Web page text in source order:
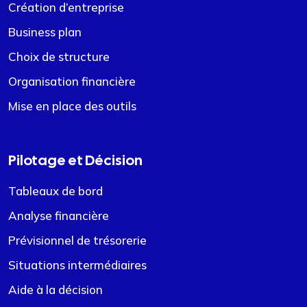
Création d’entreprise
Business plan
Choix de structure
Organisation financière
Mise en place des outils
Pilotage et Décision
Tableaux de bord
Analyse financière
Prévisionnel de trésorerie
Situations intermédiaires
Aide à la décision